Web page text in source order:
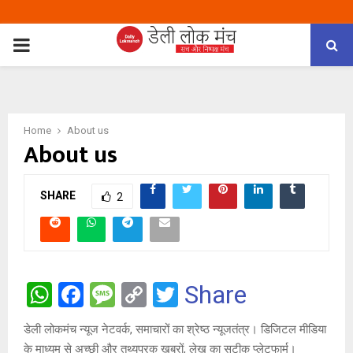
PRIMARY
Home About us
About us
SHARE 2
W
h
at
F
a
ce
M
es
s
C
o
py
T
wi
tt
Share
डेली लोकमंच न्यूज नेटवर्क, समाचारों का श्रेष्ठ न्यूजतंत्र। डिजिटल मीडिया
के माध्यम से अच्छी और तथ्यपरक खबरों, लेख का सटीक प्लेटफार्म।